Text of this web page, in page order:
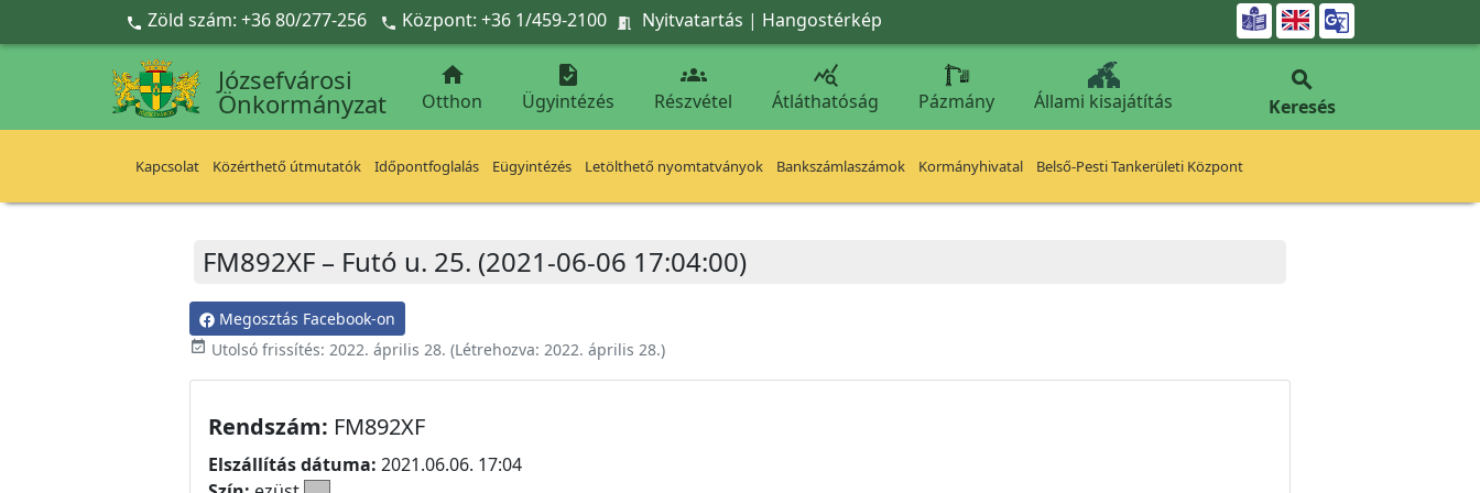
Ugrás a fő tartalomra
 Zöld szám: +36 80/277-256  Központ: +36 1/459-2100  Nyitvatartás | Hangostérkép 
Józsefvárosi
Önkormányzat

Otthon

Ügyintézés

Részvétel

Átláthatóság Pázmány Állami kisajátítás

Keresés
Kapcsolat Közérthető útmutatók Időpontfoglalás Eügyintézés Letölthető nyomtatványok Bankszámlaszámok Kormányhivatal Belső-Pesti Tankerületi Központ
FM892XF – Futó u. 25. (2021-06-06 17:04:00)
Megosztás Facebook-on
event_available Utolsó frissítés: 2022. április 28. (Létrehozva: 2022. április 28.)
Rendszám: FM892XF
Elszállítás dátuma: 2021.06.06. 17:04